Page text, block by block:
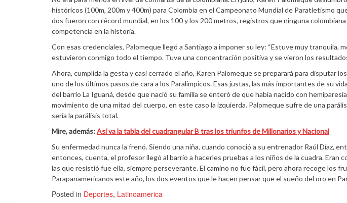
históricos (100m, 200m y 400m) para Colombia en el Campeonato Mundial de Paratletismo
dos fueron con récord mundial, en los 100 y los 200 metros, registros que ninguna colombiana
competencia en la historia.
Con esas credenciales, Palomeque llegó a Santiago a imponer su ley: “Estuve muy tranquila,
estuvieron conmigo todo el tiempo. Tuve una concentración positiva y se vieron los
Ahora, cumplida la gesta y casi cerrado el año, Karen Palomeque se preparará para disputar
uno de los últimos pasos de cara a los Paralímpicos. Esas justas, las más importantes de su
del barrio La Iguaná, desde que nació su familia se enteró de que había nacido con
movimiento de una mitad del cuerpo, en este caso la izquierda. Palomeque sufre de una
sería la parálisis total.
Mire, además:Así va la tabla del cuadrangular B tras los triunfos de Millonarios y Nacional
Su enfermedad nunca la frenó. Siendo una niña, cuando conoció a su entrenador Raúl Díaz,
entonces, cuenta, el profesor llegó al barrio a hacerles pruebas a los niños de la cuadra. Eran
las que resistió fue ella, siempre perseverante. El camino no fue fácil, pero ahora recoge los
Parapanamericanos este año, los dos eventos que le hacen pensar que el sueño del oro en
Posted in Deportes, Latinoamerica